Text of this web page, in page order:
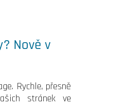
Nově v
Rychle, přesně
stránek ve